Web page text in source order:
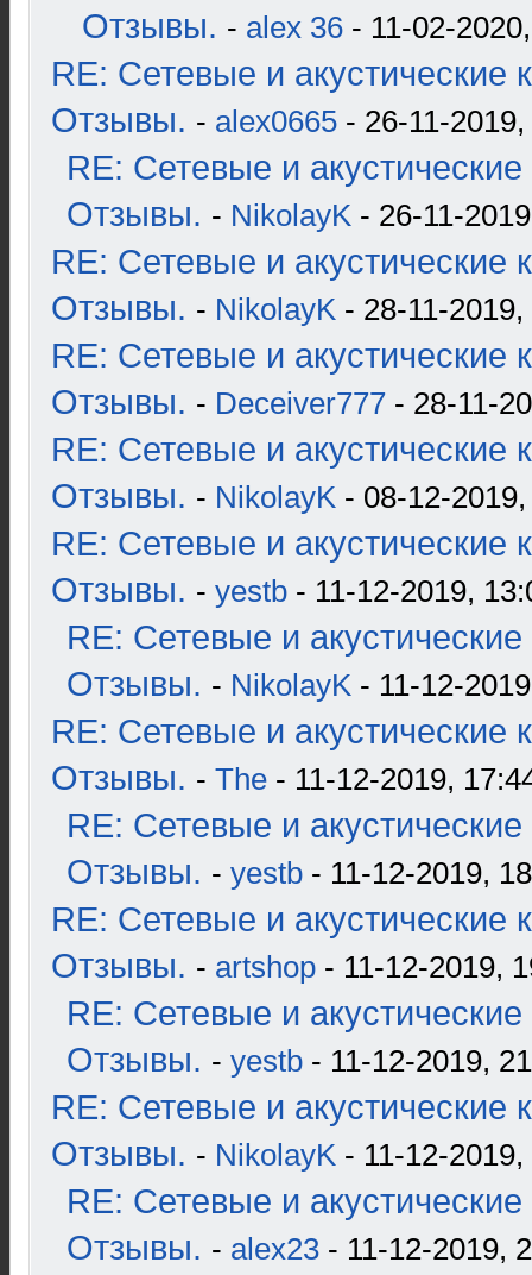
Отзывы. - alex 36 - 11-02-
RE: Сетевые и акустические
Отзывы. - alex0665 - 26-11-
RE: Сетевые и
Отзывы. - NikolayK - 26-11-
RE: Сетевые и акустические
Отзывы. - NikolayK - 28-11-
RE: Сетевые и акустические
Отзывы. - Deceiver777 - 28-11-
RE: Сетевые и акустические
Отзывы. - NikolayK - 08-12-
RE: Сетевые и акустические
Отзывы. - yestb - 11-12-2019,
RE: Сетевые и
Отзывы. - NikolayK - 11-12-
RE: Сетевые и акустические
Отзывы. - The - 11-12-2019,
RE: Сетевые и
Отзывы. - yestb - 11-12-2019,
RE: Сетевые и акустические
Отзывы. - artshop - 11-12-2019,
RE: Сетевые и
Отзывы. - yestb - 11-12-2019,
RE: Сетевые и акустические
Отзывы. - NikolayK - 11-12-
RE: Сетевые и
Отзывы. - alex23 - 11-12-2019,